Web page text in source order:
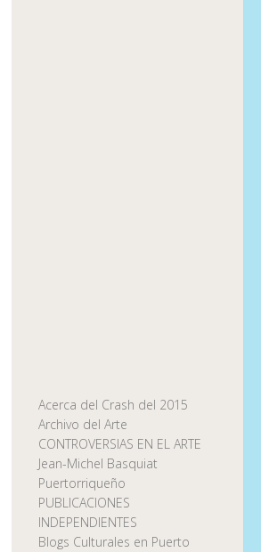
Acerca del Crash del 2015
Archivo del Arte
CONTROVERSIAS EN EL ARTE
Jean-Michel Basquiat
Puertorriqueño
PUBLICACIONES
INDEPENDIENTES
Blogs Culturales en Puerto